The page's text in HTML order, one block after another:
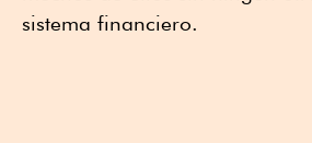
sistema financiero.